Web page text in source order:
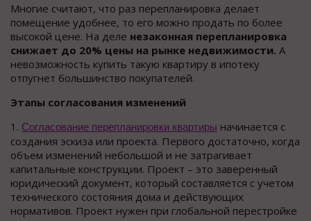
Многие считают, что раз перепланировка делает
помещение удобнее, то его можно продать по более
высокой цене. На деле незаконная перепланировка
снижает до 20% цены на рынке недвижимости. А
невозможность купить такую квартиру в ипотеку
отпугнет большинство покупателей.
Этапы согласования изменений
1. Согласование перепланировки квартиры начинается с
создания эскиза или проекта. Первого достаточно, когда
объем изменений небольшой и не затрагивает
капитальные конструкции. Проект – это заверенный
юридический документ, который составляется с учетом
технического состояния дома и действующих
нормативов. Проект нужен при глобальной перестройке